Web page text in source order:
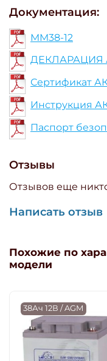
Документация:
MM38-12
ДЕКЛАРАЦИЯ
Сертификат
Инструкция
Паспорт
Отзывы
Отзывов еще
Написать отзыв
Похожие по
модели
38Ач 12В / AGM